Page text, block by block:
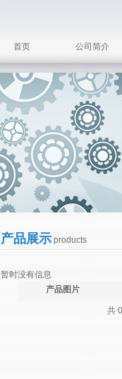
首页 公司简介
产品展示 products
暂时没有信息
产品图片
共